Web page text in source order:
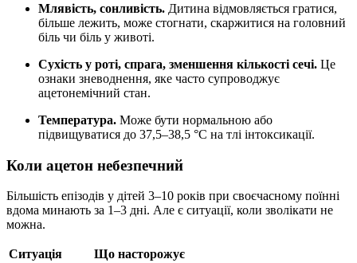
Млявість, сонливість. Дитина відмовляється гратися,
більше лежить, може стогнати, скаржитися на головний
біль чи біль у животі.
Сухість у роті, спрага, зменшення кількості сечі. Це
ознаки зневоднення, яке часто супроводжує
ацетонемічний стан.
Температура. Може бути нормальною або
підвищуватися до 37,5–38,5 °С на тлі інтоксикації.
Коли ацетон небезпечний
Більшість епізодів у дітей 3–10 років при своєчасному поїнні
вдома минають за 1–3 дні. Але є ситуації, коли зволікати не
можна.
Ситуація Що насторожує